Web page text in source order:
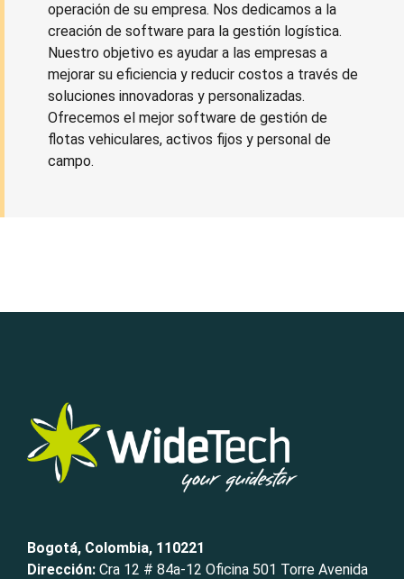
operación de su empresa. Nos dedicamos a la
creación de software para la gestión logística.
Nuestro objetivo es ayudar a las empresas a
mejorar su eficiencia y reducir costos a través de
soluciones innovadoras y personalizadas.
Ofrecemos el mejor software de gestión de
flotas vehiculares, activos fijos y personal de
campo.
Bogotá, Colombia, 110221
Dirección: Cra 12 # 84a-12 Oficina 501 Torre Avenida